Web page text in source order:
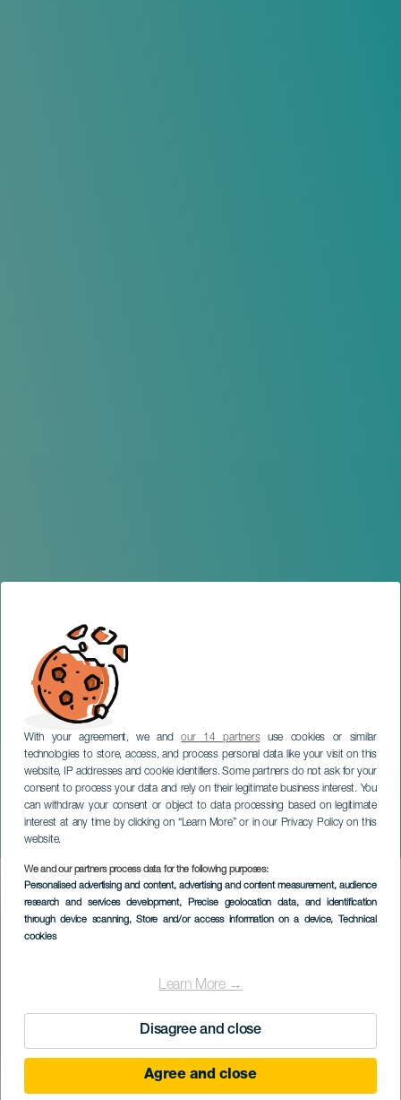
With your agreement, we andour 14 partnersuse cookies or similar
technologies to store, access, and process personal data like your visit on this
website, IP addresses and cookie identifiers. Some partners do not ask for your
consent to process your data and rely on their legitimate business interest. You
can withdraw your consent or object to data processing based on legitimate
interest at any time by clicking on “Learn More” or in our Privacy Policy on this
website.
We and our partners process data for the following purposes:
Personalised advertising and content, advertising and content measurement, audience
research and services development, Precise geolocation data, and identification
through device scanning, Store and/or access information on a device, Technical
cookies
Learn More →
Disagree and close
Agree and close
Famtástic: Kuolleiden yö
TENERIFFA
Imagen
Listado